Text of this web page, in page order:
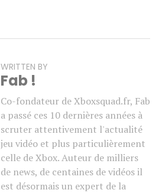
WRITTEN BY
Fab !
Co-fondateur de Xboxsquad.fr, Fab
a passé ces 10 dernières années à
scruter attentivement l'actualité
jeu vidéo et plus particulièrement
celle de Xbox. Auteur de milliers
de news, de centaines de vidéos il
est désormais un expert de la